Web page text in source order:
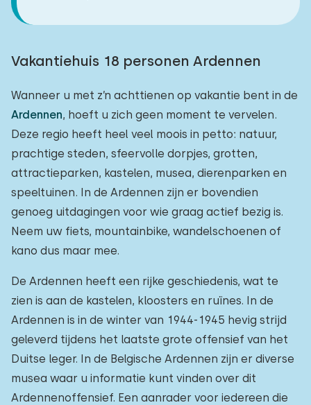
Vakantiehuis 18 personen Ardennen
Wanneer u met z’n achttienen op vakantie bent in de
Ardennen, hoeft u zich geen moment te vervelen.
Deze regio heeft heel veel moois in petto: natuur,
prachtige steden, sfeervolle dorpjes, grotten,
attractieparken, kastelen, musea, dierenparken en
speeltuinen. In de Ardennen zijn er bovendien
genoeg uitdagingen voor wie graag actief bezig is.
Neem uw fiets, mountainbike, wandelschoenen of
kano dus maar mee.
De Ardennen heeft een rijke geschiedenis, wat te
zien is aan de kastelen, kloosters en ruïnes. In de
Ardennen is in de winter van 1944-1945 hevig strijd
geleverd tijdens het laatste grote offensief van het
Duitse leger. In de Belgische Ardennen zijn er diverse
musea waar u informatie kunt vinden over dit
Ardennenoffensief. Een aanrader voor iedereen die